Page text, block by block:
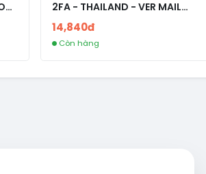
2FA - THAILAND - VER MAIL
FVIAINBOXES.COM - CLONE
NEW KHÔNG BẢO HÀNH LOCAL
14,840đ
Còn hàng